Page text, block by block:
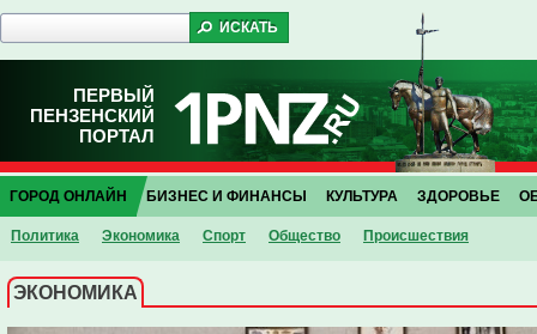
ПЕРВЫЙ
ПЕНЗЕНСКИЙ
ПОРТАЛ
ГОРОД ОНЛАЙН
Политика Экономика Спорт Общество Проиcшествия
БИЗНЕС И ФИНАНСЫ КУЛЬТУРА ЗДОРОВЬЕ
ЭКОНОМИКА